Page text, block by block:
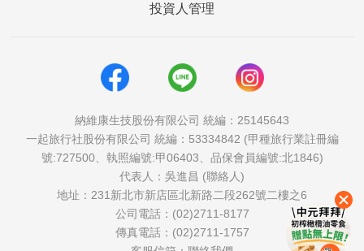
投資人管理
納維康生技股份有限公司 統編：25145643
一起旅行社股份有限公司 統編：53334842 (甲種旅行業註冊編
號:727500、執照編號:甲06403、品保會員編號:北1846)
代表人：吳進昌 (聯絡人)
地址：231新北市新店區北新路二段262號二樓之6
公司電話：(02)2711-8177
傳真電話：(02)2711-1757